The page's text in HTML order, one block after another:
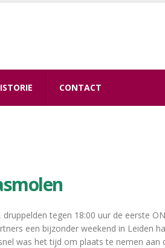
CONTACT
tegen 18:00 uur de eerste
een bijzonder weekend in Leiden
was het tijd om plaats te nemen aan